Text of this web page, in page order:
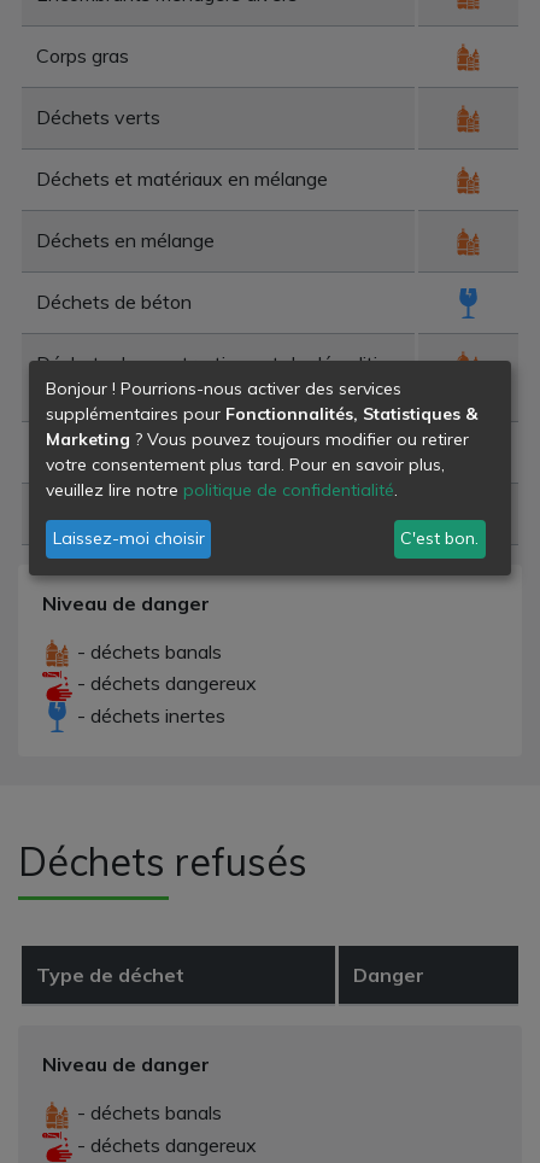
Corps gras
Déchets verts
Déchets et matériaux en mélange
Déchets en mélange
Déchets de béton
Déchets de constructions et de démolition
en mélange
Déchets de plâtre
Niveau de danger
- déchets banals
- déchets dangereux
- déchets inertes
Déchets refusés
Type de déchet Danger
Niveau de danger
- déchets banals
- déchets dangereux
Bonjour ! Pourrions-nous activer des services
supplémentaires pour Fonctionnalités, Statistiques &
Marketing ? Vous pouvez toujours modifier ou retirer
votre consentement plus tard. Pour en savoir plus,
veuillez lire notre politique de confidentialité.
Laissez-moi choisir C'est bon.